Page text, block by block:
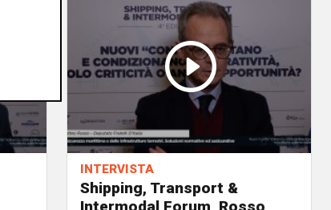
INTERVISTA
Shipping, Transport &